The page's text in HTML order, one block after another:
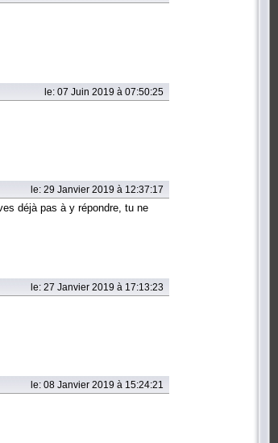
le: 07 Juin 2019 à 07:50:25
le: 29 Janvier 2019 à 12:37:17
déjà pas à y répondre, tu ne
le: 27 Janvier 2019 à 17:13:23
le: 08 Janvier 2019 à 15:24:21